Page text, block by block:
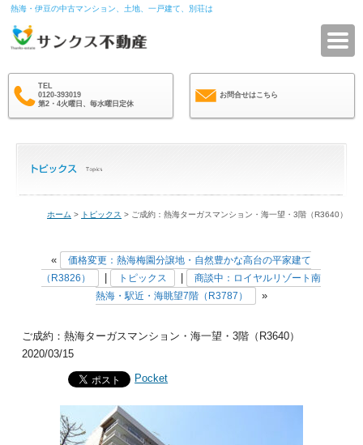
熱海・伊豆の中古マンション、土地、一戸建て、別荘は
TEL
0120-393019
第2・4火曜日、毎水曜日定休
お問合せはこちら
ホーム > トピックス > ご成約：熱海ターガスマンション・海一望・3階（R3640）
«
価格変更：熱海梅園分譲地・自然豊かな高台の平家建て
（R3826）
トピックス
商談中：ロイヤルリゾート南
熱海・駅近・海眺望7階（R3787）
»
ご成約：熱海ターガスマンション・海一望・3階（R3640）
2020/03/15
Pocket